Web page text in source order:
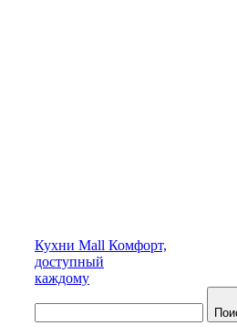
Кухни Mall Комфорт,
доступный
каждому